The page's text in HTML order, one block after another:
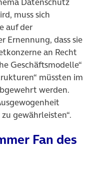
muss sich
auf der
Ernennung, dass sie
an Recht
Geschäftsmodelle“
müssten im
werden.
gewährleisten“.
Fan des